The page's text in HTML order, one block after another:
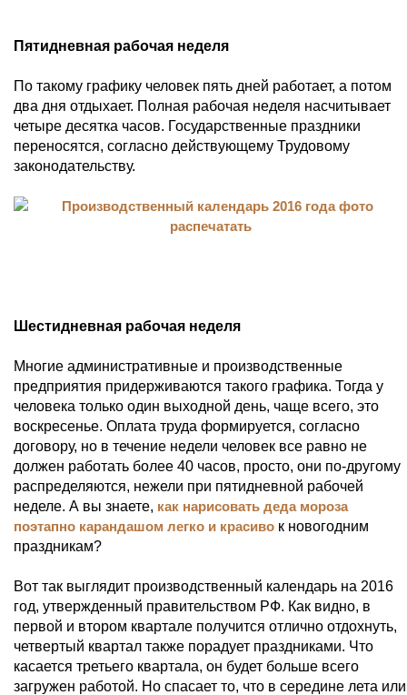
Пятидневная рабочая неделя
По такому графику человек пять дней работает, а потом
два дня отдыхает. Полная рабочая неделя насчитывает
четыре десятка часов. Государственные праздники
переносятся, согласно действующему Трудовому
законодательству.
Шестидневная рабочая неделя
Многие административные и производственные
предприятия придерживаются такого графика. Тогда у
человека только один выходной день, чаще всего, это
воскресенье. Оплата труда формируется, согласно
договору, но в течение недели человек все равно не
должен работать более 40 часов, просто, они по-другому
распределяются, нежели при пятидневной рабочей
неделе. А вы знаете, как нарисовать деда мороза
поэтапно карандашом легко и красиво к новогодним
праздникам?
Вот так выглядит производственный календарь на 2016
год, утвержденный правительством РФ. Как видно, в
первой и втором квартале получится отлично отдохнуть,
четвертый квартал также порадует праздниками. Что
касается третьего квартала, он будет больше всего
загружен работой. Но спасает то, что в середине лета или